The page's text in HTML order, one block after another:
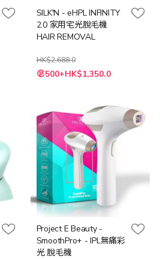
SILK'N - eHPL INFINITY
2.0 家用宅光脫毛機
HAIR REMOVAL
HK$2,688.0
特
殊 500+HK$1,350.0
Project E Beauty -
SmoothPro+ - IPL無痛彩
光 脫毛機